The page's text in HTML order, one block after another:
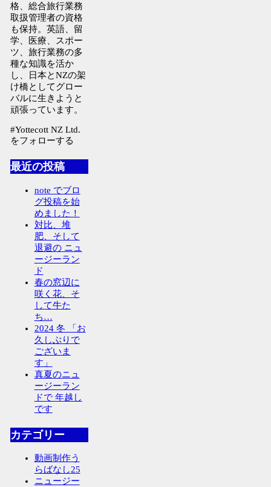
格、総合旅行業務
取扱管理者の資格
も保持。英語、留
学、医療、スポー
ツ、旅行業務の多
種な知識を活か
し、日本とNZの架
け橋としてグロー
バルに生きようと
頑張っています。
#Yottecott NZ Ltd.
をフォローする
最近の投稿
note でブロ
グ投稿を始
めました！
対比、堆
肥、そして
退避の ニュ
ージーラン
ド
春の窓辺に
咲く花、そ
して牛た
ち…
2024 冬 「お
久しぶりで
ございま
す」
真夏のニュ
ージーラン
ドで 年越し
です
カテゴリー
動画制作う
らばなし25
ニュージー